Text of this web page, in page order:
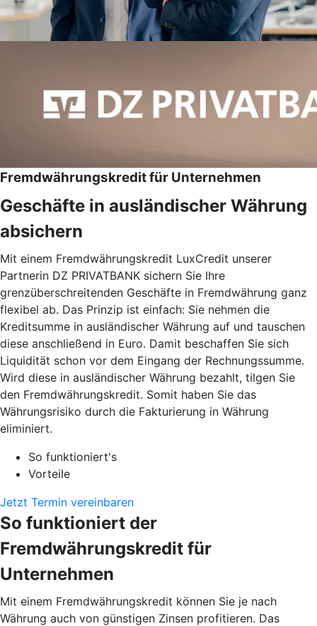
Fremdwährungskredit für Unternehmen
Geschäfte in ausländischer Währung
absichern
Mit einem Fremdwährungskredit LuxCredit unserer
Partnerin DZ PRIVATBANK sichern Sie Ihre
grenzüberschreitenden Geschäfte in Fremdwährung ganz
flexibel ab. Das Prinzip ist einfach: Sie nehmen die
Kreditsumme in ausländischer Währung auf und tauschen
diese anschließend in Euro. Damit beschaffen Sie sich
Liquidität schon vor dem Eingang der Rechnungssumme.
Wird diese in ausländischer Währung bezahlt, tilgen Sie
den Fremdwährungskredit. Somit haben Sie das
Währungsrisiko durch die Fakturierung in Währung
eliminiert.
So funktioniert's
Vorteile
Jetzt Termin vereinbaren
So funktioniert der
Fremdwährungskredit für
Unternehmen
Mit einem Fremdwährungskredit können Sie je nach
Währung auch von günstigen Zinsen profitieren. Das